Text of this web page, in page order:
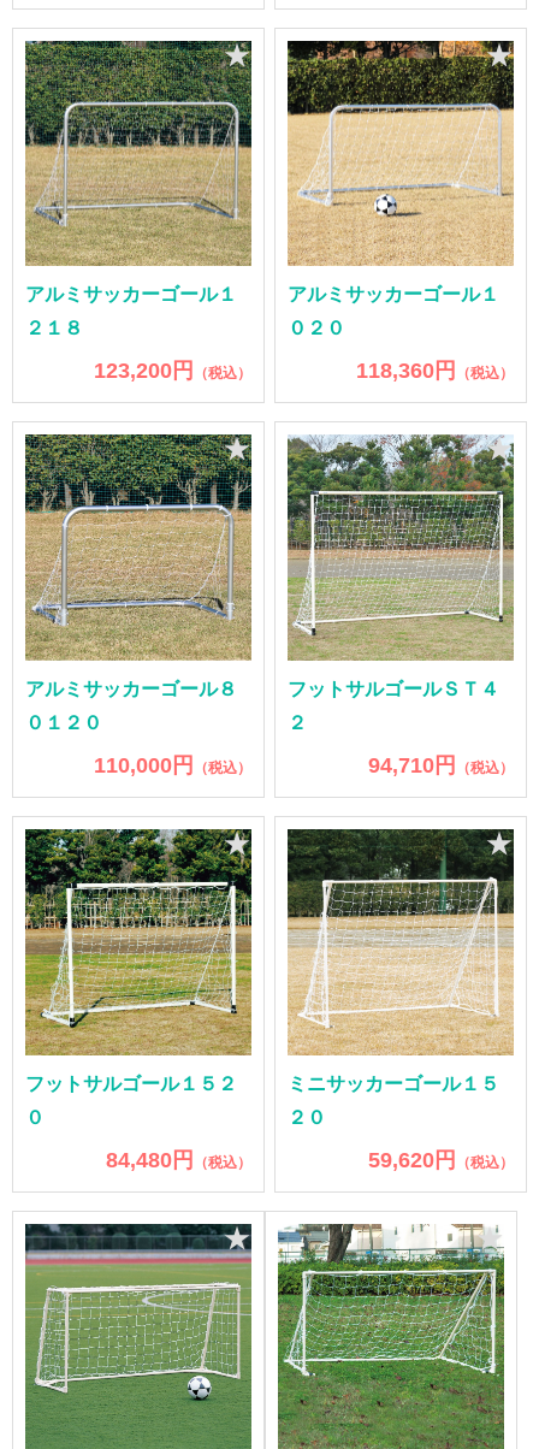
アルミサッカーゴール１
２１８
123,200円 （税込）
★
アルミサッカーゴール１
０２０
118,360円 （税込）
★
アルミサッカーゴール８
０１２０
110,000円 （税込）
★
フットサルゴールＳＴ４
２
94,710円 （税込）
★
フットサルゴール１５２
０
84,480円 （税込）
★
ミニサッカーゴール１５
２０
59,620円 （税込）
★
★ ★